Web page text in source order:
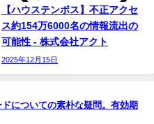
【ハウステンボス】不正アクセ
ス約154万6000名の情報流出の
可能性 - 株式会社アクト
2025年12月15日
についての素朴な疑問。有効期